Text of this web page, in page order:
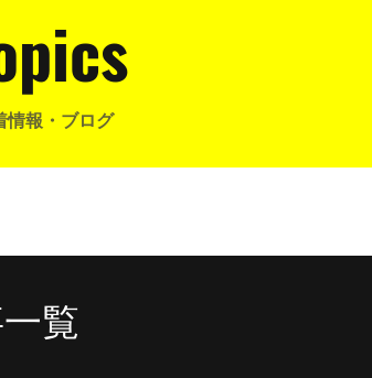
情報・ブログ
覧